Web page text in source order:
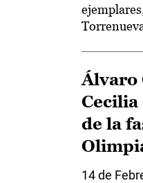
Álvaro
Cecilia
de la
14 de